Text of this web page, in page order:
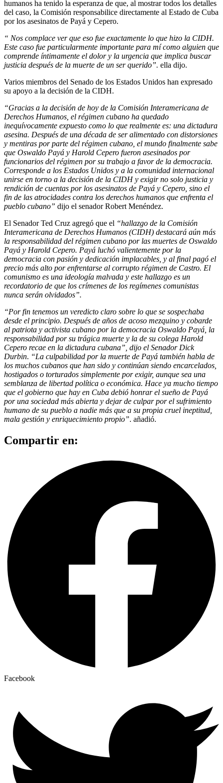
humanos ha tenido la esperanza de que, al mostrar todos los detalles
del caso, la Comisión responsabilice directamente al Estado de Cuba
por los asesinatos de Payá y Cepero.
“ Nos complace ver que eso fue exactamente lo que hizo la CIDH.
Este caso fue particularmente importante para mí como alguien que
comprende íntimamente el dolor y la urgencia que implica buscar
justicia después de la muerte de un ser querido”. ella dijo.
Varios miembros del Senado de los Estados Unidos han expresado
su apoyo a la decisión de la CIDH.
“Gracias a la decisión de hoy de la Comisión Interamericana de
Derechos Humanos, el régimen cubano ha quedado
inequívocamente expuesto como lo que realmente es: una dictadura
asesina. Después de una década de ser alimentado con distorsiones
y mentiras por parte del régimen cubano, el mundo finalmente sabe
que Oswaldo Payá y Harold Cepero fueron asesinados por
funcionarios del régimen por su trabajo a favor de la democracia.
Corresponde a los Estados Unidos y a la comunidad internacional
unirse en torno a la decisión de la CIDH y exigir no solo justicia y
rendición de cuentas por los asesinatos de Payá y Cepero, sino el
fin de las atrocidades contra los derechos humanos que enfrenta el
pueblo cubano” dijo el senador Robert Menéndez.
El Senador Ted Cruz agregó que el “hallazgo de la Comisión
Interamericana de Derechos Humanos (CIDH) destacará aún más
la responsabilidad del régimen cubano por las muertes de Oswaldo
Payá y Harold Cepero. Payá luchó valientemente por la
democracia con pasión y dedicación implacables, y al final pagó el
precio más alto por enfrentarse al corrupto régimen de Castro. El
comunismo es una ideología malvada y este hallazgo es un
recordatorio de que los crímenes de los regímenes comunistas
nunca serán olvidados”.
“Por fin tenemos un veredicto claro sobre lo que se sospechaba
desde el principio. Después de años de acoso mezquino y cobarde
al patriota y activista cubano por la democracia Oswaldo Payá, la
responsabilidad por su trágica muerte y la de su colega Harold
Cepero recae en la dictadura cubana”, dijo el Senador Dick
Durbin. “La culpabilidad por la muerte de Payá también habla de
los muchos cubanos que han sido y continúan siendo encarcelados,
hostigados o torturados simplemente por exigir, aunque sea una
semblanza de libertad política o económica. Hace ya mucho tiempo
que el gobierno que hay en Cuba debió honrar el sueño de Payá
por una sociedad más abierta y dejar de culpar por el sufrimiento
humano de su pueblo a nadie más que a su propia cruel ineptitud,
mala gestión y enriquecimiento propio”. añadió.
Compartir en:
Facebook